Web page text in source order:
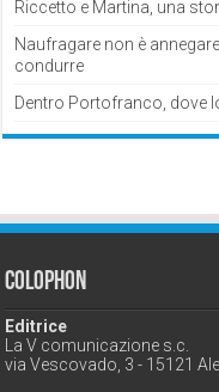
Riccetto e Martina, una
Naufragare non è
condurre
Dentro Portofranco, dove
Colophon
Editrice
La V comunicazione s.c.
via Vescovado, 3 - 15121